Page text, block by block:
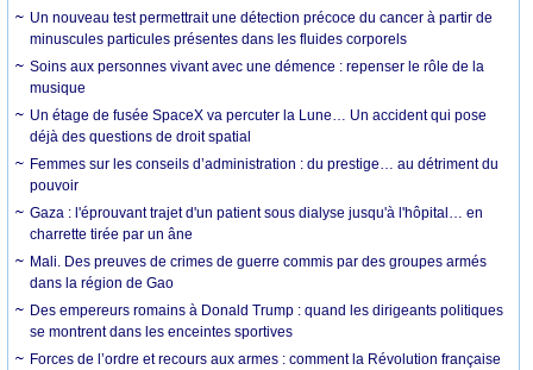
Un nouveau test permettrait une détection précoce du cancer à partir de
minuscules particules présentes dans les fluides corporels
Soins aux personnes vivant avec une démence : repenser le rôle de la
musique
Un étage de fusée SpaceX va percuter la Lune… Un accident qui pose
déjà des questions de droit spatial
Femmes sur les conseils d’administration : du prestige… au détriment du
pouvoir
Gaza : l'éprouvant trajet d'un patient sous dialyse jusqu'à l'hôpital… en
charrette tirée par un âne
Mali. Des preuves de crimes de guerre commis par des groupes armés
dans la région de Gao
Des empereurs romains à Donald Trump : quand les dirigeants politiques
se montrent dans les enceintes sportives
Forces de l’ordre et recours aux armes : comment la Révolution française